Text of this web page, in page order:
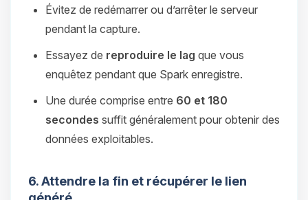
Évitez de redémarrer ou d’arrêter le serveur
pendant la capture.
Essayez de reproduire le lag que vous
enquêtez pendant que Spark enregistre.
Une durée comprise entre 60 et 180
secondes suffit généralement pour obtenir des
données exploitables.
6. Attendre la fin et récupérer le lien
généré